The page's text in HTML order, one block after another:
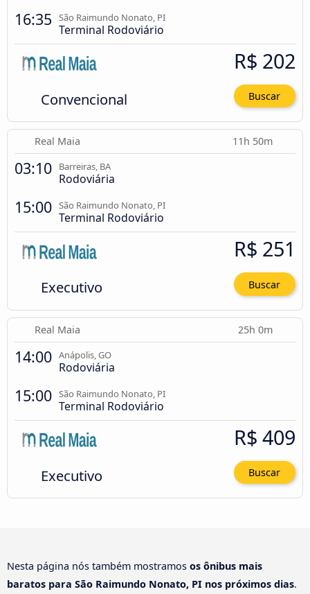
16:35 São Raimundo Nonato, PI
Terminal Rodoviário
Convencional
R$ 202
Buscar
Real Maia 11h 50m
03:10 Barreiras, BA
Rodoviária
15:00 São Raimundo Nonato, PI
Terminal Rodoviário
Executivo
R$ 251
Buscar
Real Maia 25h 0m
14:00 Anápolis, GO
Rodoviária
15:00 São Raimundo Nonato, PI
Terminal Rodoviário
Executivo
R$ 409
Buscar
Nesta página nós também mostramos os ônibus mais
baratos para São Raimundo Nonato, PI nos próximos dias.